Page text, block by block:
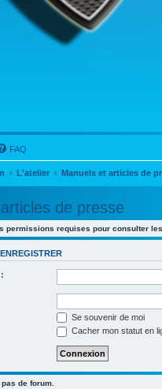
FAQ
L'atelier Manuels et articles de
de presse
permissions requises pour consulter
Se souvenir de moi
Cacher mon statut en
de forum.